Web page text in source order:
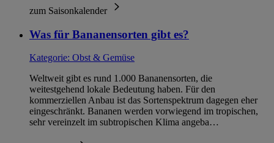
zum Saisonkalender
Was für Bananensorten gibt es?
Kategorie: Obst & Gemüse
Weltweit gibt es rund 1.000 Bananensorten, die
weitestgehend lokale Bedeutung haben. Für den
kommerziellen Anbau ist das Sortenspektrum dagegen eher
eingeschränkt. Bananen werden vorwiegend im tropischen,
sehr vereinzelt im subtropischen Klima angeba…